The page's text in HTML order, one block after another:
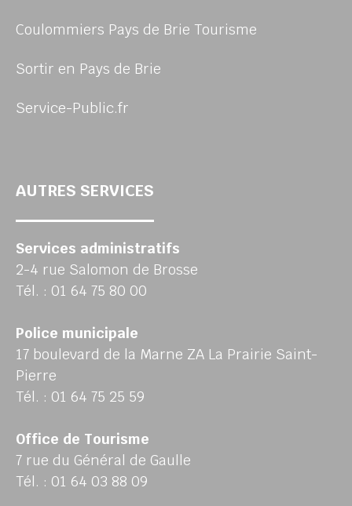
Coulommiers Pays de Brie Tourisme
Sortir en Pays de Brie
Service-Public.fr
AUTRES SERVICES
Services administratifs
2-4 rue Salomon de Brosse
Tél. : 01 64 75 80 00
Police municipale
17 boulevard de la Marne ZA La Prairie Saint-
Pierre
Tél. : 01 64 75 25 59
Office de Tourisme
7 rue du Général de Gaulle
Tél. : 01 64 03 88 09